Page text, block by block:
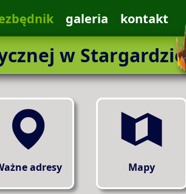
w Stargardzie
galeria kontakt
adresy Mapy